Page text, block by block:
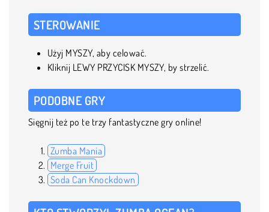
STEROWANIE
Użyj MYSZY, aby celować.
Kliknij LEWY PRZYCISK MYSZY, by strzelić.
PODOBNE GRY
Sięgnij też po te trzy fantastyczne gry online!
Zumba Mania
Merge Fruit
Soda Can Knockdown